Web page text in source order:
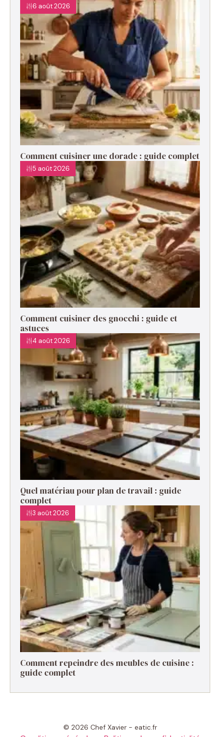
6 août 2026
Comment cuisiner une dorade : guide complet
5 août 2026
Comment cuisiner des gnocchi : guide et
astuces
4 août 2026
Quel matériau pour plan de travail : guide
complet
3 août 2026
Comment repeindre des meubles de cuisine :
guide complet
© 2026 Chef Xavier - eatic.fr